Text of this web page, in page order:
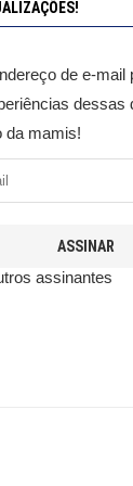
de e-mail
dessas
da mamis!
ASSINAR
assinantes